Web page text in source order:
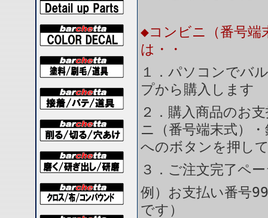
◆コンビニ（番号端
は・・
１．パソコンでバ
プから購入します
２．購入商品のお
ニ（番号端末式）
へのボタンを押し
３．ご注文完了ペ
例）お支払い番号
です）